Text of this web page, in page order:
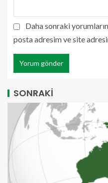
Daha sonraki
posta adresim ve site
SONRAKİ